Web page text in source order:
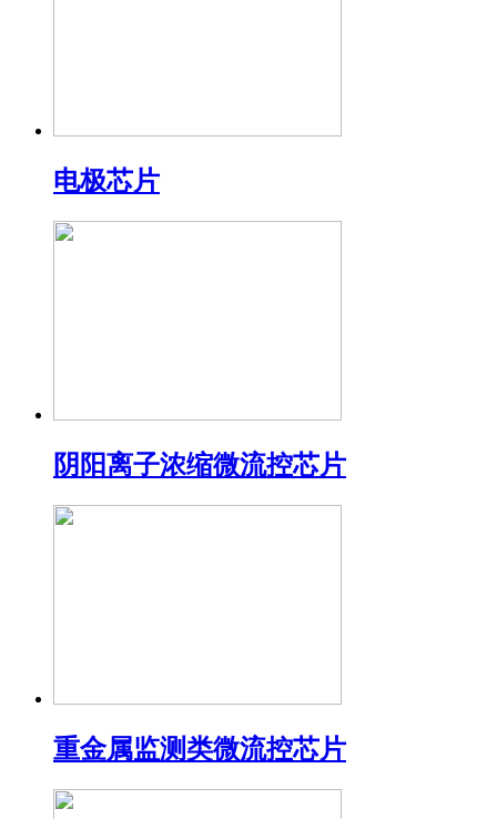
电极芯片
阴阳离子浓缩微流控芯片
重金属监测类微流控芯片